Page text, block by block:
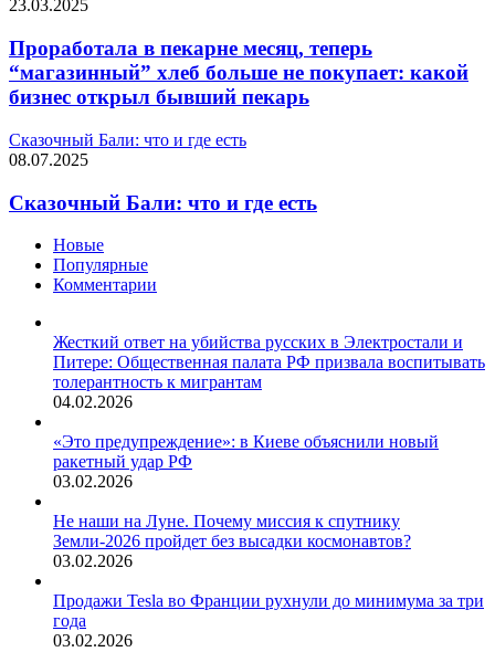
23.03.2025
Проработала в пекарне месяц, теперь
“магазинный” хлеб больше не покупает: какой
бизнес открыл бывший пекарь
Сказочный Бали: что и где есть
08.07.2025
Сказочный Бали: что и где есть
Новые
Популярные
Комментарии
Жесткий ответ на убийства русских в Электростали и
Питере: Общественная палата РФ призвала воспитывать
толерантность к мигрантам
04.02.2026
«Это предупреждение»: в Киеве объяснили новый
ракетный удар РФ
03.02.2026
Не наши на Луне. Почему миссия к спутнику
Земли-2026 пройдет без высадки космонавтов?
03.02.2026
Продажи Tesla во Франции рухнули до минимума за три
года
03.02.2026